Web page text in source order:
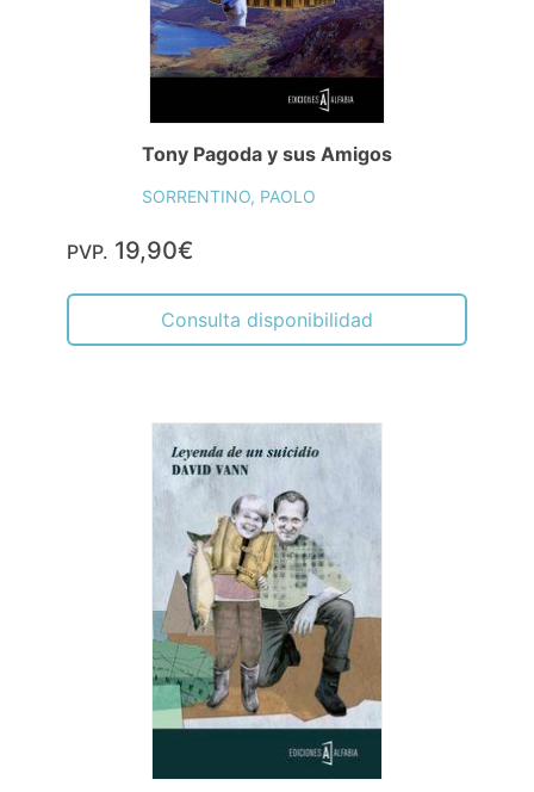
Tony Pagoda y sus Amigos
SORRENTINO, PAOLO
PVP. 19,90€
Consulta disponibilidad